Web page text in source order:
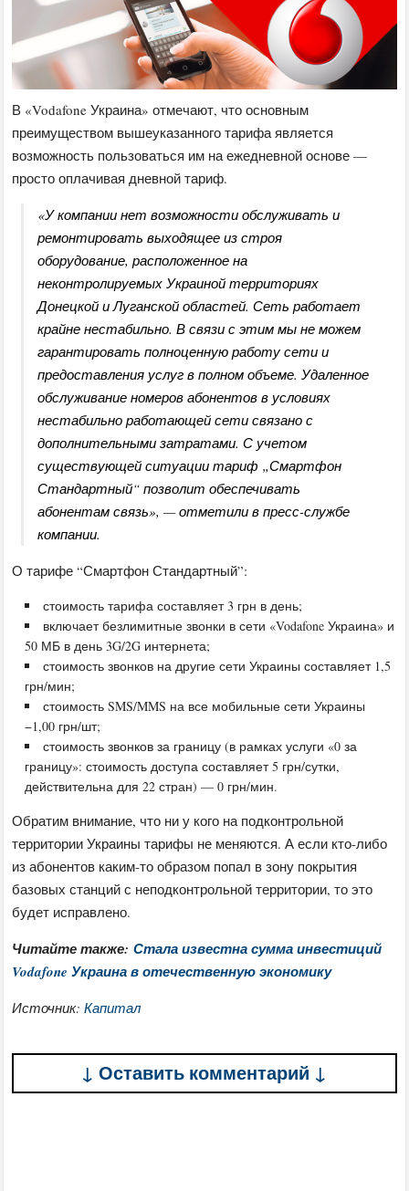
В «Vodafone Украина» отмечают, что основным
преимуществом вышеуказанного тарифа является
возможность пользоваться им на ежедневной основе —
просто оплачивая дневной тариф.
«У компании нет возможности обслуживать и
ремонтировать выходящее из строя
оборудование, расположенное на
неконтролируемых Украиной территориях
Донецкой и Луганской областей. Сеть работает
крайне нестабильно. В связи с этим мы не можем
гарантировать полноценную работу сети и
предоставления услуг в полном объеме. Удаленное
обслуживание номеров абонентов в условиях
нестабильно работающей сети связано с
дополнительными затратами. С учетом
существующей ситуации тариф „Смартфон
Стандартный“ позволит обеспечивать
абонентам связь», — отметили в пресс-службе
компании.
О тарифе “Смартфон Стандартный”:
стоимость тарифа составляет 3 грн в день;
включает безлимитные звонки в сети «Vodafone Украина» и
50 МБ в день 3G/2G интернета;
стоимость звонков на другие сети Украины составляет 1,5
грн/мин;
стоимость SMS/MMS на все мобильные сети Украины
−1,00 грн/шт;
стоимость звонков за границу (в рамках услуги «0 за
границу»: стоимость доступа составляет 5 грн/сутки,
действительна для 22 стран) — 0 грн/мин.
Обратим внимание, что ни у кого на подконтрольной
территории Украины тарифы не меняются. А если кто-либо
из абонентов каким-то образом попал в зону покрытия
базовых станций с неподконтрольной территории, то это
будет исправлено.
Читайте также:Стала известна сумма инвестиций
Vodafone Украина в отечественную экономику
Источник:Капитал
↓ Оставить комментарий ↓